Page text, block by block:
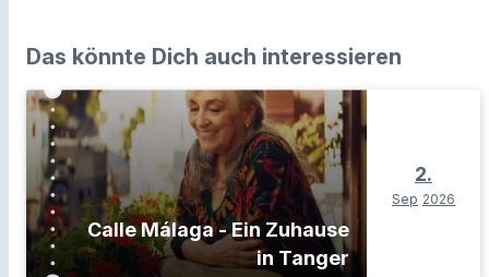
Das könnte Dich auch interessieren
Calle Málaga - Ein Zuhause
in Tanger
2.
Sep 2026